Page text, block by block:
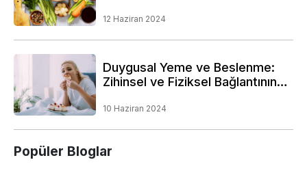
12 Haziran 2024
Duygusal Yeme ve Beslenme:
Zihinsel ve Fiziksel Bağlantının
10 Haziran 2024
Popüler Bloglar